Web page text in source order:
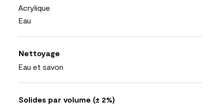
Acrylique
Eau
Nettoyage
Eau et savon
Solides par volume (± 2%)